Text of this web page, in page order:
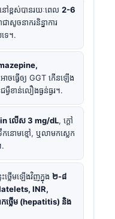
ៅខ្ពស់បានរយៈពេល 2-6
ាសូចនាករនិន្នាការ
ទេ។.
អាចធ្វើឲ្យ GGT កើនឡើង
ងឺខាន់លឿងធ្ងន់ធ្ងរ។.
លើស 3 mg/dL, ក្តៅ
កនោមខ្មៅ, ឬលាមកស្លេក
.
ះថ្លើមឡើងវិញក្នុង ២-៨
INR,
ថ្លើម (hepatitis) និង